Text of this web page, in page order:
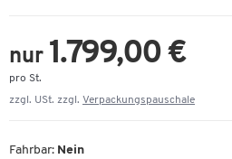
nur 1.799,00 €
pro St.
zzgl. USt. zzgl. Verpackungspauschale
Fahrbar: Nein